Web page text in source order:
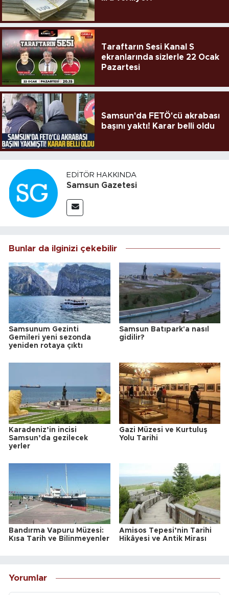
Taraftarın Sesi Kanal S
ekranlarında sizlerle 22 Ocak
Pazartesi
Samsun'da FETÖ'cü akrabası
başını yaktı! Karar belli oldu
EDITÖR HAKKINDA
Samsun Gazetesi
Bunlar da ilginizi çekebilir
Samsunum Gezinti
Gemileri yeni sezonda
yeniden rotaya çıktı
Samsun Batıpark'a nasıl
gidilir?
Karadeniz’in incisi
Samsun’da gezilecek
yerler
Gazi Müzesi ve Kurtuluş
Yolu Tarihi
Bandırma Vapuru Müzesi:
Kısa Tarih ve Bilinmeyenler
Amisos Tepesi’nin Tarihi
Hikâyesi ve Antik Mirası
Yorumlar